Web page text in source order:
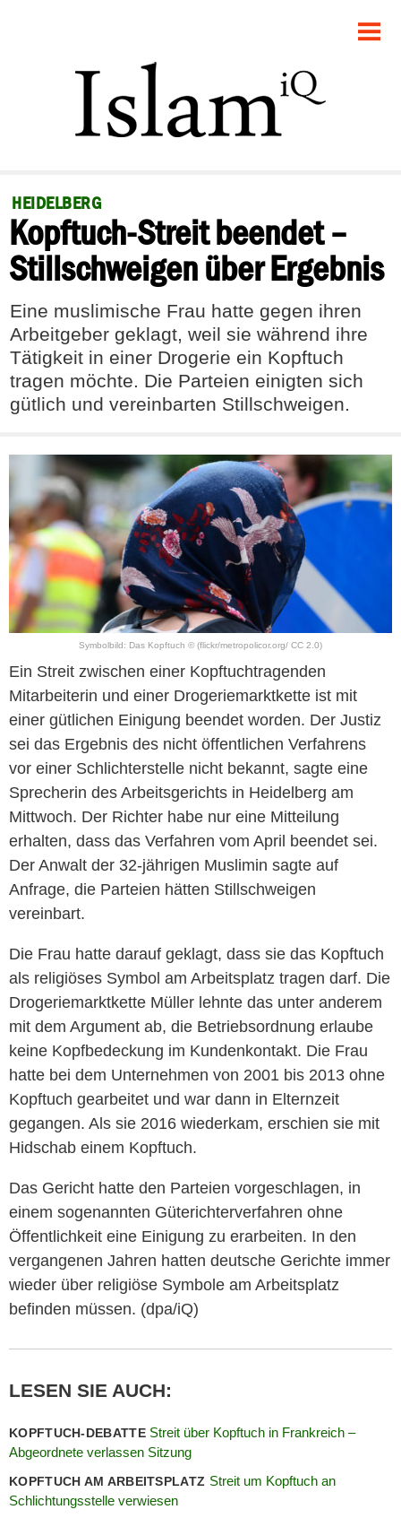
POLITIK
GESELLSCHAFT
RECHT
FEUILLETON
DEBATTE
HEIDELBERG
Kopftuch-Streit beendet –
Stillschweigen über Ergebnis
Eine muslimische Frau hatte gegen ihren
Arbeitgeber geklagt, weil sie während ihre
Tätigkeit in einer Drogerie ein Kopftuch
tragen möchte. Die Parteien einigten sich
gütlich und vereinbarten Stillschweigen.
Symbolbild: Das Kopftuch © (flickr/metropolicor.org/ CC 2.0)
Ein Streit zwischen einer Kopftuchtragenden
Mitarbeiterin und einer Drogeriemarktkette ist mit
einer gütlichen Einigung beendet worden. Der Justiz
sei das Ergebnis des nicht öffentlichen Verfahrens
vor einer Schlichterstelle nicht bekannt, sagte eine
Sprecherin des Arbeitsgerichts in Heidelberg am
Mittwoch. Der Richter habe nur eine Mitteilung
erhalten, dass das Verfahren vom April beendet sei.
Der Anwalt der 32-jährigen Muslimin sagte auf
Anfrage, die Parteien hätten Stillschweigen
vereinbart.
Die Frau hatte darauf geklagt, dass sie das Kopftuch
als religiöses Symbol am Arbeitsplatz tragen darf. Die
Drogeriemarktkette Müller lehnte das unter anderem
mit dem Argument ab, die Betriebsordnung erlaube
keine Kopfbedeckung im Kundenkontakt. Die Frau
hatte bei dem Unternehmen von 2001 bis 2013 ohne
Kopftuch gearbeitet und war dann in Elternzeit
gegangen. Als sie 2016 wiederkam, erschien sie mit
Hidschab einem Kopftuch.
Das Gericht hatte den Parteien vorgeschlagen, in
einem sogenannten Güterichterverfahren ohne
Öffentlichkeit eine Einigung zu erarbeiten. In den
vergangenen Jahren hatten deutsche Gerichte immer
wieder über religiöse Symbole am Arbeitsplatz
befinden müssen. (dpa/iQ)
LESEN SIE AUCH:
KOPFTUCH-DEBATTE Streit über Kopftuch in Frankreich –
Abgeordnete verlassen Sitzung
KOPFTUCH AM ARBEITSPLATZ Streit um Kopftuch an
Schlichtungsstelle verwiesen